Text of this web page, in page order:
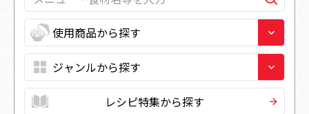
レシピ特集から探す